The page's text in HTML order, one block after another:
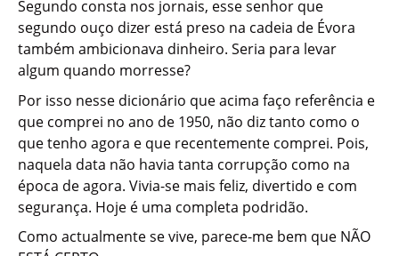
Segundo consta nos jornais, esse senhor que
segundo ouço dizer está preso na cadeia de Évora
também ambicionava dinheiro. Seria para levar
algum quando morresse?
Por isso nesse dicionário que acima faço referência e
que comprei no ano de 1950, não diz tanto como o
que tenho agora e que recentemente comprei. Pois,
naquela data não havia tanta corrupção como na
época de agora. Vivia-se mais feliz, divertido e com
segurança. Hoje é uma completa podridão.
Como actualmente se vive, parece-me bem que NÃO